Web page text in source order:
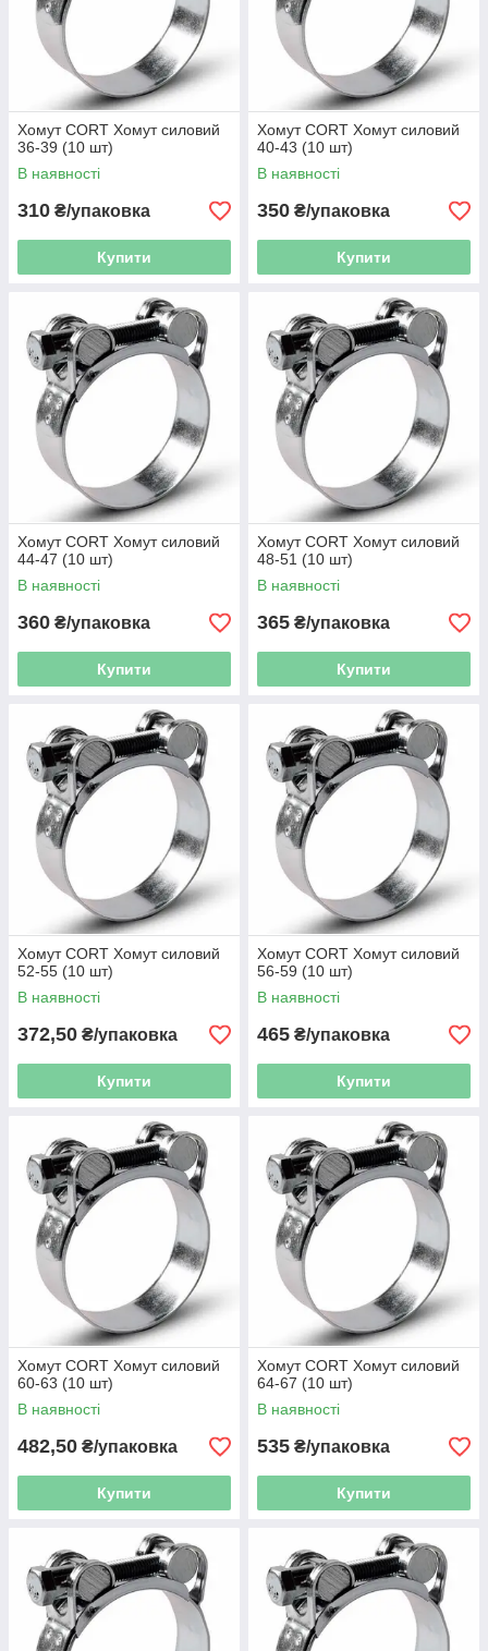
Хомут CORT Хомут силовий
36-39 (10 шт)
В наявності
310 ₴/упаковка
Купити
Хомут CORT Хомут силовий
40-43 (10 шт)
В наявності
350 ₴/упаковка
Купити
Хомут CORT Хомут силовий
44-47 (10 шт)
В наявності
360 ₴/упаковка
Купити
Хомут CORT Хомут силовий
48-51 (10 шт)
В наявності
365 ₴/упаковка
Купити
Хомут CORT Хомут силовий
52-55 (10 шт)
В наявності
372,50 ₴/упаковка
Купити
Хомут CORT Хомут силовий
56-59 (10 шт)
В наявності
465 ₴/упаковка
Купити
Хомут CORT Хомут силовий
60-63 (10 шт)
В наявності
482,50 ₴/упаковка
Купити
Хомут CORT Хомут силовий
64-67 (10 шт)
В наявності
535 ₴/упаковка
Купити